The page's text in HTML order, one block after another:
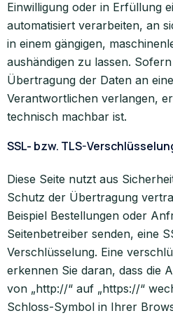
Einwilligung oder in Erfüllung
automatisiert verarbeiten, an
in einem gängigen,
aushändigen zu lassen.
Übertragung der Daten an
Verantwortlichen verlangen,
technisch machbar ist.
SSL- bzw. TLS-
Diese Seite nutzt aus
Schutz der Übertragung
Beispiel Bestellungen oder
Seitenbetreiber senden, eine
Verschlüsselung. Eine
erkennen Sie daran, dass die
von „http://“ auf „https://“
Schloss-Symbol in Ihrer